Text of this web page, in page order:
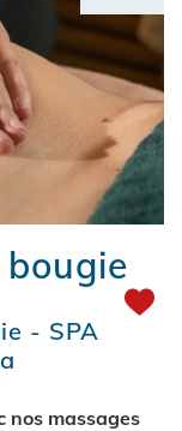
- SPA
nos massages